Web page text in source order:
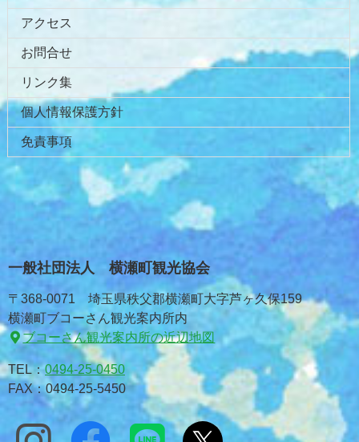
アクセス
お問合せ
リンク集
個人情報保護方針
免責事項
一般社団法人 横瀬町観光協会
〒368-0071 埼玉県秩父郡横瀬町大字芦ヶ久保159
横瀬町ブコーさん観光案内所内
ブコーさん観光案内所の近辺地図
TEL：0494-25-0450
FAX：0494-25-5450